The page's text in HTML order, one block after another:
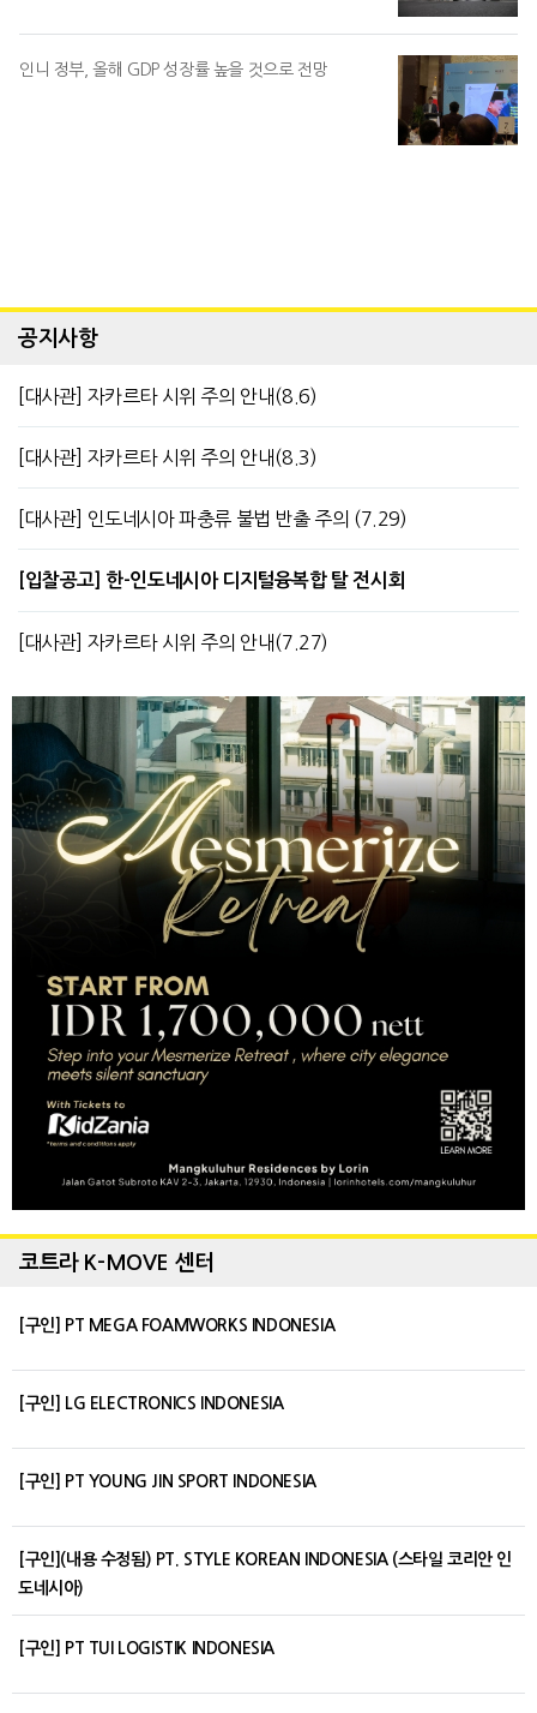
인니 정부, 올해 GDP 성장률 높을 것으로 전망
공지사항
[대사관] 자카르타 시위 주의 안내(8.6)
[대사관] 자카르타 시위 주의 안내(8.3)
[대사관] 인도네시아 파충류 불법 반출 주의 (7.29)
[입찰공고] 한-인도네시아 디지털융복합 탈 전시회
[대사관] 자카르타 시위 주의 안내(7.27)
코트라 K-MOVE 센터
[구인] PT MEGA FOAMWORKS INDONESIA
[구인] LG ELECTRONICS INDONESIA
[구인] PT YOUNG JIN SPORT INDONESIA
[구인](내용 수정됨) PT. STYLE KOREAN INDONESIA (스타일 코리안 인
도네시아)
[구인] PT TUI LOGISTIK INDONESIA